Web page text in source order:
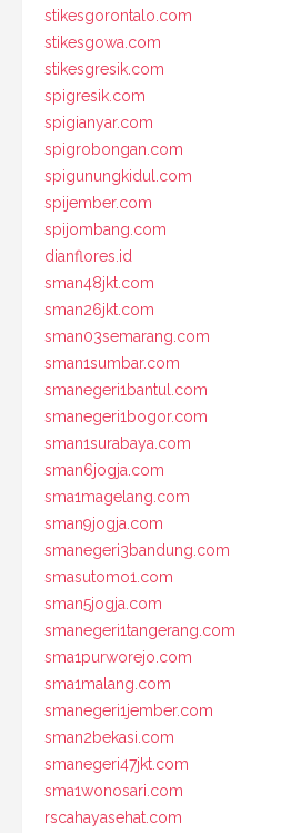
stikesgorontalo.com
stikesgowa.com
stikesgresik.com
spigresik.com
spigianyar.com
spigrobongan.com
spigunungkidul.com
spijember.com
spijombang.com
dianflores.id
sman48jkt.com
sman26jkt.com
sman03semarang.com
sman1sumbar.com
smanegeri1bantul.com
smanegeri1bogor.com
sman1surabaya.com
sman6jogja.com
sma1magelang.com
sman9jogja.com
smanegeri3bandung.com
smasutomo1.com
sman5jogja.com
smanegeri1tangerang.com
sma1purworejo.com
sma1malang.com
smanegeri1jember.com
sman2bekasi.com
smanegeri47jkt.com
sma1wonosari.com
rscahayasehat.com